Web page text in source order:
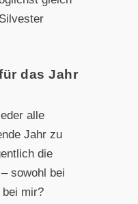
das Jahr
alle
Jahr zu
die
sowohl bei
mir?